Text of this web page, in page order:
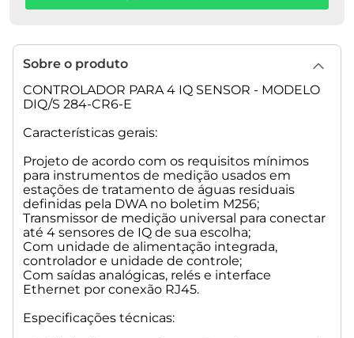
• Interface USB para atualização de software e gravação de
• Parâmetros medidos:
Qualquer IQ Sensor é compatível: pH/ORP, Oxigênio
Dissolvido, Condutividade, Turbidez, TSS, Amônio, Nitrito,
Nitrato, NO x, Fosfato, temperatura, potássio, cloro, cadeia
carbonácea (COD, TOC, DOC, BOD, SAC) UVT, sludge level
• Material carcaça: Policarbonato com 20% de fibra de vidro
• Dimensões: 144 x 144 x 173 mm (W x H x D)
• Faixa de Temperatura:
Operação: -20 °C a 55 °C
Armazenamento: -25 °C a 65 °C
• Grau de Proteção: IP 67
• Classe de Proteção / Categoria de Sobre voltagem: II/ II
• Certificados: CE/ cETLus
Referência: 472133
Sobre o produto
CONTROLADOR PARA 4 IQ SENSOR - MODELO
DIQ/S 284-CR6-E
Características gerais:
Projeto de acordo com os requisitos mínimos
para instrumentos de medição usados em
estações de tratamento de águas residuais
definidas pela DWA no boletim M256;
Transmissor de medição universal para conectar
até 4 sensores de IQ de sua escolha;
Com unidade de alimentação integrada,
controlador e unidade de controle;
Com saídas analógicas, relés e interface
Ethernet por conexão RJ45.
Especificações técnicas: